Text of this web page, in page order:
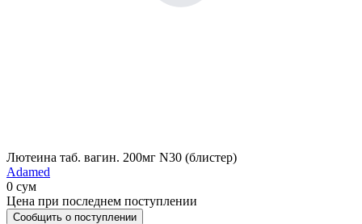
Лютеина таб. вагин. 200мг N30 (блистер)
Adamed
0 сум
Цена при последнем поступлении
Сообщить о поступлении